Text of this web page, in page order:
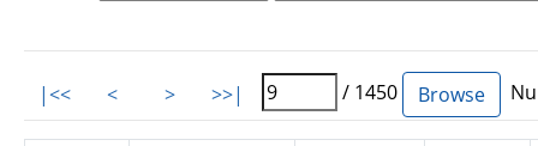
|<< < > >>| / 1450